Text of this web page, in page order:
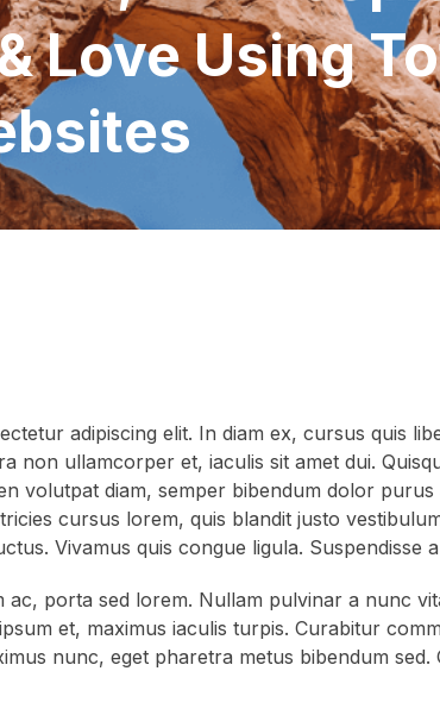
Love Using
adipiscing elit. In diam ex, cursus quis
non ullamcorper et, iaculis sit amet dui.
volutpat diam, semper bibendum dolor purus
cursus lorem, quis blandit justo
Vivamus quis congue ligula. Suspendisse
ac, porta sed lorem. Nullam pulvinar a nunc
et, maximus iaculis turpis. Curabitur
nunc, eget pharetra metus bibendum sed.